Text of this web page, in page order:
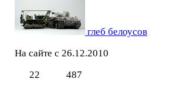
глеб белоусов
На сайте с 26.12.2010
22
487